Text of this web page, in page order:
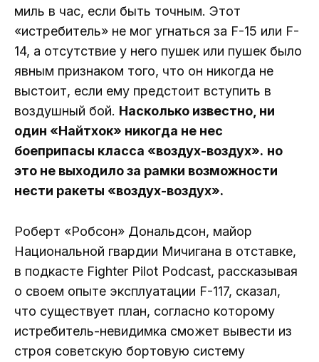
миль в час, если быть точным. Этот
«истребитель» не мог угнаться за F-15 или F-
14, а отсутствие у него пушек или пушек было
явным признаком того, что он никогда не
выстоит, если ему предстоит вступить в
воздушный бой. Насколько известно, ни
один «Найтхок» никогда не нес
боеприпасы класса «воздух-воздух». но
это не выходило за рамки возможности
нести ракеты «воздух-воздух».
Роберт «Робсон» Дональдсон, майор
Национальной гвардии Мичигана в отставке,
в подкасте Fighter Pilot Podcast, рассказывая
о своем опыте эксплуатации F-117, сказал,
что существует план, согласно которому
истребитель-невидимка сможет вывести из
строя советскую бортовую систему